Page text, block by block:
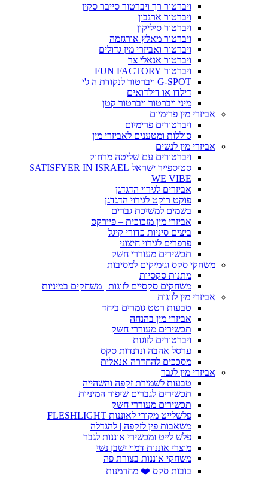
ויברטור רך ויברטור סייבר סקין
ויברטור ארנבון
ויברטור סיליקון
ויברטור מאלץ אורגזמה
ויברטור ואביזרי מין גדולים
ויברטור אנאלי צר
ויברטור FUN FACTORY
G-SPOT ויברטור לנקודת ה ג'י
דילדו או דילדואים
מיני ויברטור ויברטור קטן
אביזרי מין פרימיום
ויברטורים פרימיום
סוללות ומטענים לאביזרי מין
אביזרי מין לנשים
ויברטורים עם שליטה מרחוק
סטיספייר ישראל SATISFYER IN ISRAEL
WE VIBE
אביזרים לגירוי הדגדגן
פוקט רוקט לגירוי הדגדגן
בשמים למשיכת גברים
אביזרי מין מזכוכית – פיירקס
ביצים סיניות כדורי קיגל
פרפרים לגירוי חיצוני
תכשירים מעוררי חשק
משחקי סקס וגימיקים למסיבות
מתנות סקסיות
משחקים סקסיים לזוגות | משחקים במיניות
אביזרי מין לזוגות
טבעות רטט גומרים ביחד
אביזרי מין בהנחה
תכשירים מעוררי חשק
ויברטורים לזוגות
ערסל אהבה ונדנדות סקס
מסככים להחדרה אנאלית
אביזרי מין לגבר
טבעות לשמירת זקפה והשהייה
תכשירים לגברים שיפור המיניות
תכשירים מעוררי חשק
פלשלייט מקורי לאוננות FLESHLIGHT
משאבות פין לזקפה | להגדלה
פלש לייט ומכשירי אוננות לגבר
מוצרי אוננות דמוי ישבן נשי
משחקי אוננות בצורת פה
בובות סקס ❤️ מחרמנות